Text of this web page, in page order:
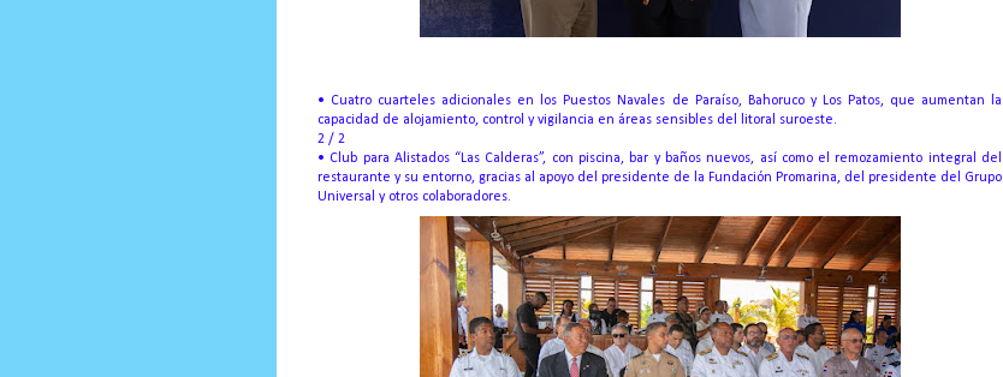
• Cuatro cuarteles adicionales en los Puestos Navales de Paraíso, Bahoruco y Los Patos, que aumentan la
capacidad de alojamiento, control y vigilancia en áreas sensibles del litoral suroeste.
2 / 2
• Club para Alistados “Las Calderas”, con piscina, bar y baños nuevos, así como el remozamiento integral del
restaurante y su entorno, gracias al apoyo del presidente de la Fundación Promarina, del presidente del Grupo
Universal y otros colaboradores.